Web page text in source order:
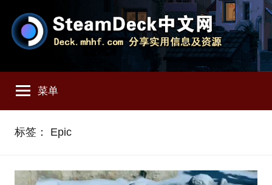
SteamDeck
中
文
享
SteamDeck
用
菜单
标签： Epic